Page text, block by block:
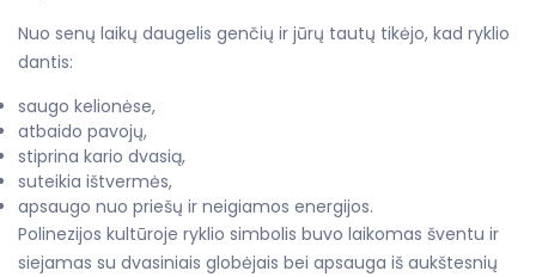
Nuo senų laikų daugelis genčių ir jūrų tautų tikėjo, kad ryklio
dantis:
saugo kelionėse,
atbaido pavojų,
stiprina kario dvasią,
suteikia ištvermės,
apsaugo nuo priešų ir neigiamos energijos.
Polinezijos kultūroje ryklio simbolis buvo laikomas šventu ir
siejamas su dvasiniais globėjais bei apsauga iš aukštesnių